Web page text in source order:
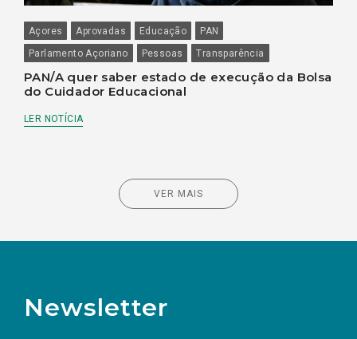
Açores Aprovadas Educação
PAN
Parlamento Açoriano
Pessoas Transparência
PAN/A quer saber estado de execução da Bolsa
do Cuidador Educacional
LER NOTÍCIA
VER MAIS
Newsletter